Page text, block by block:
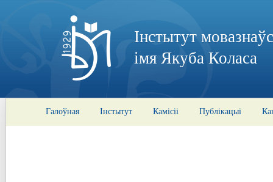
Інстытут
імя Якуба Коласа
Галоўная Інстытут Камісіі Публікацыі